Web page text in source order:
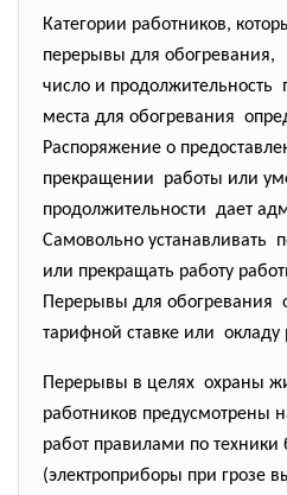
Категории работников,
перерывы для обогревания,
число и продолжительность
места для обогревания
Распоряжение о
прекращении работы или
продолжительности дает
Самовольно устанавливать
или прекращать работу
Перерывы для обогревания
тарифной ставке или окладу
Перерывы в целях охраны
работников предусмотрены
работ правилами по техники
(электроприборы при грозе